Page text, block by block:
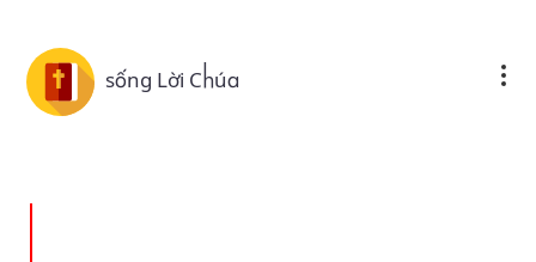
sống Lời Chúa